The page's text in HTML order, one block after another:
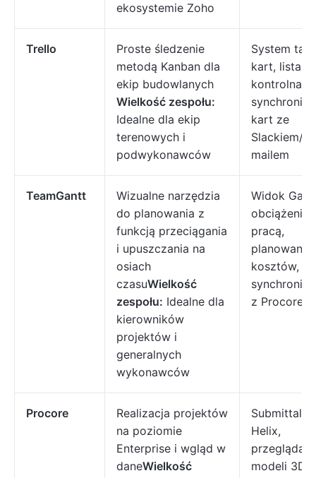
ekosystemie Zoho
Trello
Proste śledzenie
metodą Kanban dla
ekip budowlanych
Wielkość zespołu:
Idealne dla ekip
terenowych i
podwykonawców
System
kart, lista
kontrolna,
kart ze
Slackiem/e-
mailem
TeamGantt
Wizualne narzędzia
do planowania z
funkcją przeciągania
i upuszczania na
osiach
czasuWielkość
zespołu: Idealne dla
kierowników
projektów i
generalnych
wykonawców
Widok
obciążenie
pracą,
planowanie
kosztów,
z Procore
Procore
Realizacja projektów
na poziomie
Enterprise i wgląd w
daneWielkość
Submittals,
Helix,
modeli 3D,